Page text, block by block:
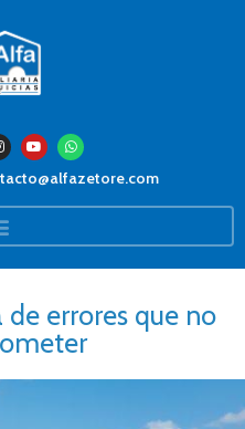
de errores que no